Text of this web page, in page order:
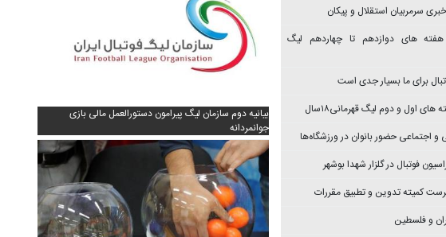
سرمربیان استقلال و پیکان
هفته های دوازدهم تا چهاردهم ليگ
برای ما بسیار جدی است
اول و دوم ليگ قهرمانی۱۸سال
و اجتماعی حضور بانوان در ورزشگاه‌ها
فوتبال در گلزار شهدا بوشهر
کمیته تدوین و تطبیق مقررات
و فلسطین
بیانیه دوم سازمان لیگ پیرامون دستورالعمل مالی بازی
جوانمردانه